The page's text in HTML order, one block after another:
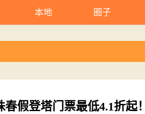
本地 圈子
假登塔门票最低4.1折起